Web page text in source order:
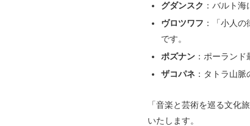
グダンスク ：バルト
ヴロツワフ ：「小人
です。
ポズナン ：ポーラン
ザコパネ ：タトラ山
「音楽と芸術を巡る文化
いたします。